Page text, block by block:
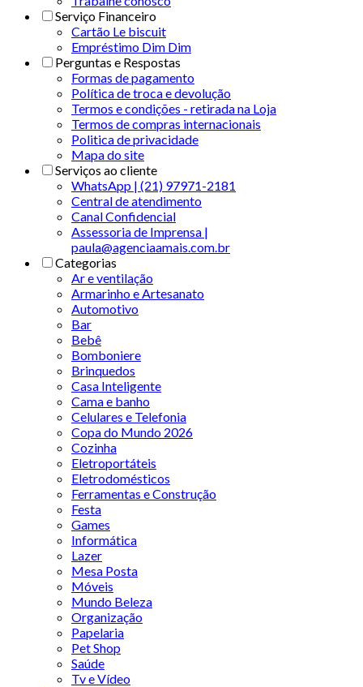
Serviço Financeiro
Cartão Le biscuit
Empréstimo Dim Dim
Perguntas e Respostas
Formas de pagamento
Política de troca e devolução
Termos e condições - retirada na Loja
Termos de compras internacionais
Politica de privacidade
Mapa do site
Serviços ao cliente
WhatsApp | (21) 97971-2181
Central de atendimento
Canal Confidencial
Assessoria de Imprensa |
paula@agenciaamais.com.br
Categorias
Ar e ventilação
Armarinho e Artesanato
Automotivo
Bar
Bebê
Bomboniere
Brinquedos
Casa Inteligente
Cama e banho
Celulares e Telefonia
Copa do Mundo 2026
Cozinha
Eletroportáteis
Eletrodomésticos
Ferramentas e Construção
Festa
Games
Informática
Lazer
Mesa Posta
Móveis
Mundo Beleza
Organização
Papelaria
Pet Shop
Saúde
Tv e Vídeo